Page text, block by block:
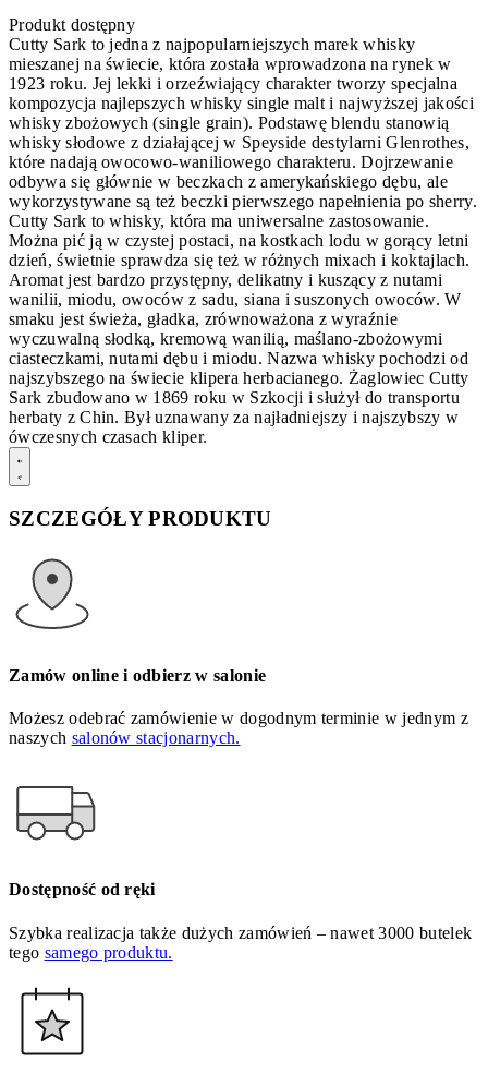
Produkt dostępny
Cutty Sark to jedna z najpopularniejszych marek whisky
mieszanej na świecie, która została wprowadzona na rynek w
1923 roku. Jej lekki i orzeźwiający charakter tworzy specjalna
kompozycja najlepszych whisky single malt i najwyższej jakości
whisky zbożowych (single grain). Podstawę blendu stanowią
whisky słodowe z działającej w Speyside destylarni Glenrothes,
które nadają owocowo-waniliowego charakteru. Dojrzewanie
odbywa się głównie w beczkach z amerykańskiego dębu, ale
wykorzystywane są też beczki pierwszego napełnienia po sherry.
Cutty Sark to whisky, która ma uniwersalne zastosowanie.
Można pić ją w czystej postaci, na kostkach lodu w gorący letni
dzień, świetnie sprawdza się też w różnych mixach i koktajlach.
Aromat jest bardzo przystępny, delikatny i kuszący z nutami
wanilii, miodu, owoców z sadu, siana i suszonych owoców. W
smaku jest świeża, gładka, zrównoważona z wyraźnie
wyczuwalną słodką, kremową wanilią, maślano-zbożowymi
ciasteczkami, nutami dębu i miodu. Nazwa whisky pochodzi od
najszybszego na świecie klipera herbacianego. Żaglowiec Cutty
Sark zbudowano w 1869 roku w Szkocji i służył do transportu
herbaty z Chin. Był uznawany za najładniejszy i najszybszy w
ówczesnych czasach kliper.
SZCZEGÓŁY PRODUKTU
Zamów online i odbierz w salonie
Możesz odebrać zamówienie w dogodnym terminie w jednym z
naszych salonów stacjonarnych.
Dostępność od ręki
Szybka realizacja także dużych zamówień – nawet 3000 butelek
tego samego produktu.